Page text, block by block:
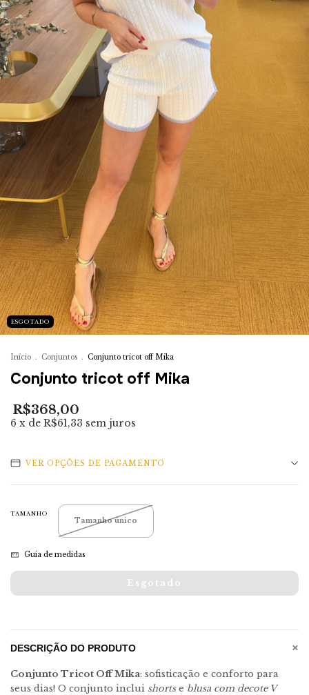
ESGOTADO
Início . Conjuntos . Conjunto tricot off Mika
Conjunto tricot off Mika
R$368,00
6 x de R$61,33 sem juros
VER OPÇÕES DE PAGAMENTO
TAMANHO
Tamanho único
Guia de medidas
DESCRIÇÃO DO PRODUTO +
Conjunto Tricot Off Mika: sofisticação e conforto para
seus dias! O conjunto inclui shortse blusa com decote V